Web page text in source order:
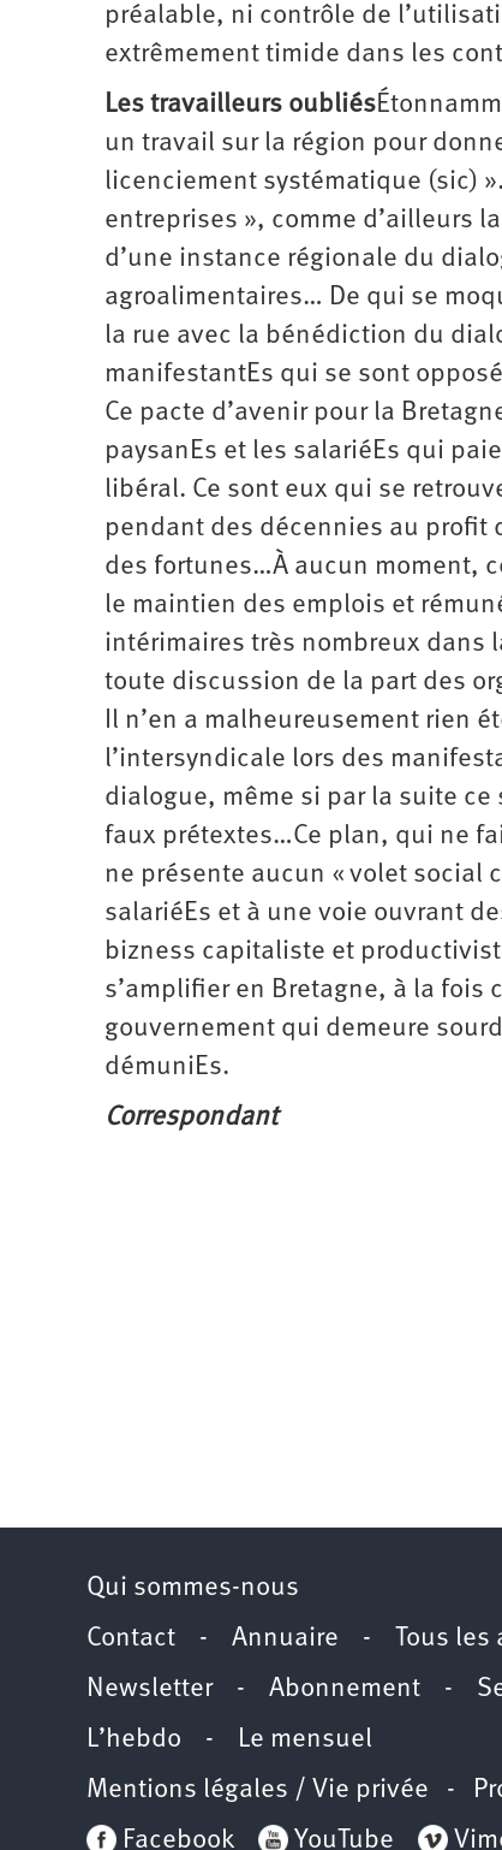
préalable, ni contrôle de
extrêmement timide dans les
Les travailleurs oubliés
un travail sur la région pour
licenciement systématique (sic)
entreprises », comme d’ailleurs
d’une instance régionale du
agroalimentaires… De qui se
la rue avec la bénédiction du
manifestantEs qui se sont
Ce pacte d’avenir pour la
paysanEs et les salariéEs qui
libéral. Ce sont eux qui se
pendant des décennies au profit
des fortunes…À aucun moment,
le maintien des emplois et
intérimaires très nombreux dans
toute discussion de la part des
Il n’en a malheureusement rien
l’intersyndicale lors des
dialogue, même si par la suite
faux prétextes…Ce plan, qui ne
ne présente aucun « volet social
salariéEs et à une voie ouvrant
bizness capitaliste et
s’amplifier en Bretagne, à la
gouvernement qui demeure
démuniEs.
Correspondant
Qui sommes-nous
Contact - Annuaire - Tous les
Newsletter- Abonnement -
L’hebdo - Le mensuel
Mentions légales / Vie privée -
Facebook
YouTube